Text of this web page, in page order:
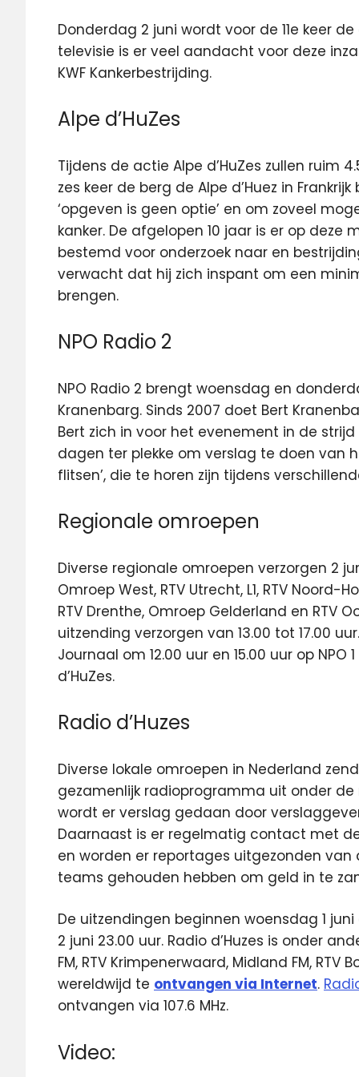
Donderdag 2 juni wordt voor de 11e keer
televisie is er veel aandacht voor deze
KWF Kankerbestrijding.
Alpe d’HuZes
Tijdens de actie Alpe d’HuZes zullen ruim
zes keer de berg de Alpe d’Huez in
‘opgeven is geen optie’ en om zoveel
kanker. De afgelopen 10 jaar is er op deze
bestemd voor onderzoek naar en
verwacht dat hij zich inspant om een
brengen.
NPO Radio 2
NPO Radio 2 brengt woensdag en
Kranenbarg. Sinds 2007 doet Bert
Bert zich in voor het evenement in de
dagen ter plekke om verslag te doen van
flitsen’, die te horen zijn tijdens
Regionale omroepen
Diverse regionale omroepen verzorgen 2
Omroep West, RTV Utrecht, L1, RTV
RTV Drenthe, Omroep Gelderland en RTV
uitzending verzorgen van 13.00 tot 17.00
Journaal om 12.00 uur en 15.00 uur op
d’HuZes.
Radio d’Huzes
Diverse lokale omroepen in Nederland
gezamenlijk radioprogramma uit onder de
wordt er verslag gedaan door
Daarnaast is er regelmatig contact met
en worden er reportages uitgezonden
teams gehouden hebben om geld in te
De uitzendingen beginnen woensdag 1
2 juni 23.00 uur. Radio d’Huzes is onder
FM, RTV Krimpenerwaard, Midland FM,
wereldwijd te ontvangen via Internet.
ontvangen via 107.6 MHz.
Video: